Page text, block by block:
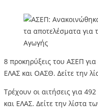
8 προκηρύξεις του ΑΣΕΠ
ΕΛΑΣ και ΟΑΣΘ. Δείτε την
Τρέχουν οι αιτήσεις για
και ΕΛΑΣ. Δείτε την λίστα